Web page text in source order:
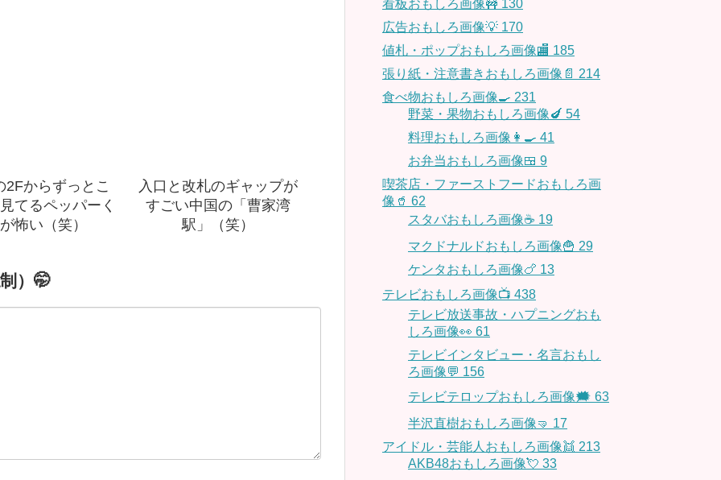
2Fからずっとこ
てるペッパーく
怖い（笑）
入口と改札のギャップが
すごい中国の「曹家湾
駅」（笑）
）🤭
看板おもしろ画像🚧 130
広告おもしろ画像💡 170
値札・ポップおもしろ画像🏬 185
張り紙・注意書きおもしろ画像📄 214
食べ物おもしろ画像🍳 231
野菜・果物おもしろ画像🍆 54
料理おもしろ画像👩‍🍳 41
お弁当おもしろ画像🍱 9
喫茶店・ファーストフードおもしろ画
像🥤 62
スタバおもしろ画像☕️ 19
マクドナルドおもしろ画像🍟 29
ケンタおもしろ画像🍗 13
テレビおもしろ画像📺 438
テレビ放送事故・ハプニングおも
しろ画像👀 61
テレビインタビュー・名言おもし
ろ画像💬 156
テレビテロップおもしろ画像🗯 63
半沢直樹おもしろ画像🤜 17
アイドル・芸能人おもしろ画像👯 213
AKB48おもしろ画像💘 33